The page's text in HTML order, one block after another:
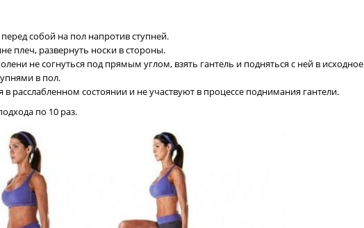
собой на пол напротив ступней.
плеч, развернуть носки в стороны.
не согнуться под прямым углом, взять гантель и подняться с ней в исходное
в пол.
в расслабленном состоянии и не участвуют в процессе поднимания гантели.
по 10 раз.